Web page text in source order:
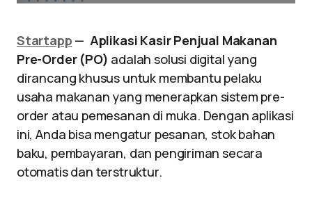
Startapp — Aplikasi Kasir Penjual Makanan
Pre-Order (PO) adalah solusi digital yang
dirancang khusus untuk membantu pelaku
usaha makanan yang menerapkan sistem pre-
order atau pemesanan di muka. Dengan aplikasi
ini, Anda bisa mengatur pesanan, stok bahan
baku, pembayaran, dan pengiriman secara
otomatis dan terstruktur.